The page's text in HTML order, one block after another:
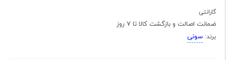
گارانتی
ضمانت اصالت و بازگشت کالا تا 7 روز
برند: سونی